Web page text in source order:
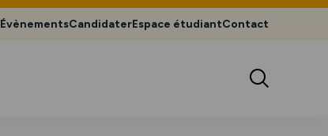
ÉvènementsCandidaterEspace étudiantContact